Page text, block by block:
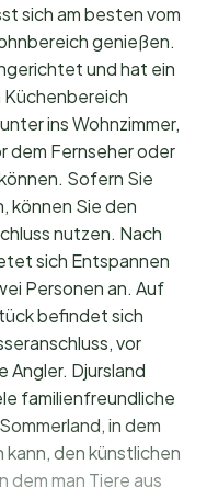
sich am besten vom
genießen.
und hat ein
ins Wohnzimmer,
dem Fernseher oder
Sofern Sie
können Sie den
nutzen. Nach
sich Entspannen
Personen an. Auf
befindet sich
vor
Angler. Djursland
familienfreundliche
in dem
kann, den künstlichen
dem man Tiere aus